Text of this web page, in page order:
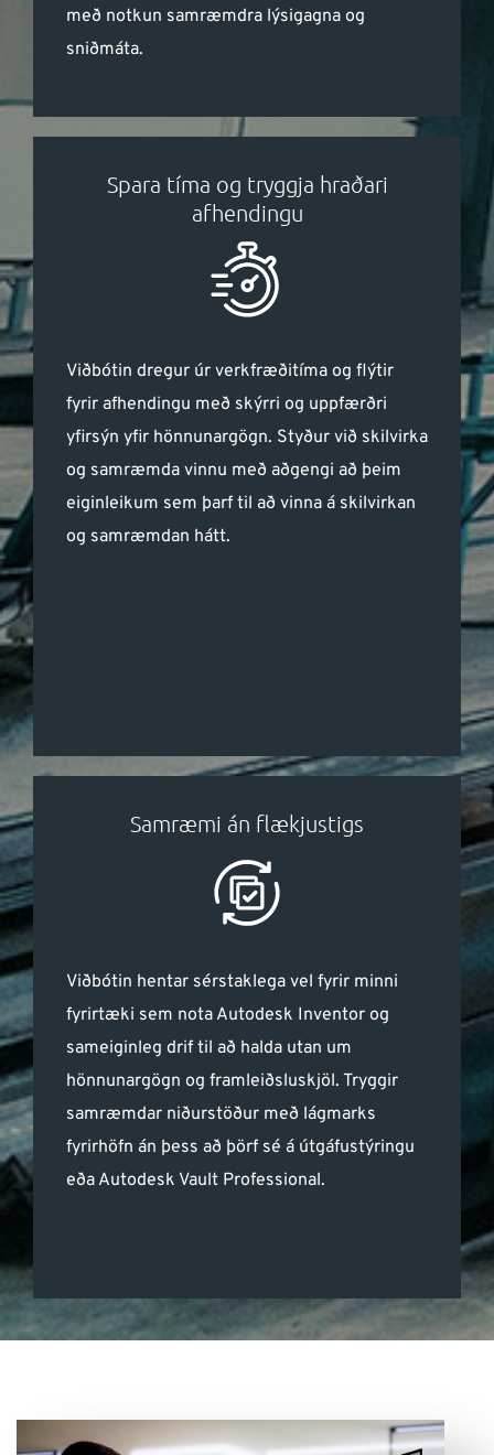
með notkun samræmdra lýsigagna og
sniðmáta.
Spara tíma og tryggja hraðari
afhendingu
Viðbótin dregur úr verkfræðitíma og flýtir
fyrir afhendingu með skýrri og uppfærðri
yfirsýn yfir hönnunargögn. Styður við skilvirka
og samræmda vinnu með aðgengi að þeim
eiginleikum sem þarf til að vinna á skilvirkan
og samræmdan hátt.
Samræmi án flækjustigs
Viðbótin hentar sérstaklega vel fyrir minni
fyrirtæki sem nota Autodesk Inventor og
sameiginleg drif til að halda utan um
hönnunargögn og framleiðsluskjöl. Tryggir
samræmdar niðurstöður með lágmarks
fyrirhöfn án þess að þörf sé á útgáfustýringu
eða Autodesk Vault Professional.